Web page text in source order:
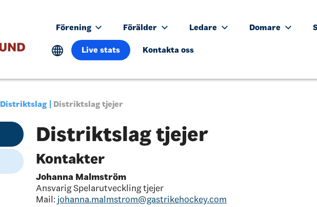
Förening Förälder Ledare Domare
Live stats Kontakta oss
Distriktslag Distriktslag tjejer
Distriktslag tjejer
Kontakter
Johanna Malmström
Ansvarig Spelarutveckling tjejer
Mail: johanna.malmstrom@gastrikehockey.com